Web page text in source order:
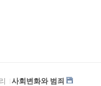
사회변화와 범죄